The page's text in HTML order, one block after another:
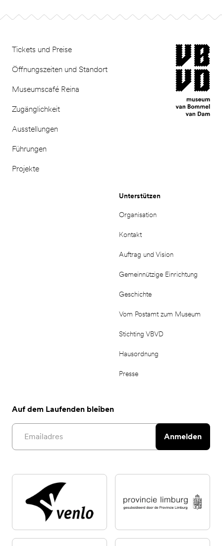
Tickets und Preise
Öffnungszeiten und Standort
Museumscafé Reina
Zugänglichkeit
Ausstellungen
Führungen
Projekte
museum van
Unterstützen
Organisation
Kontakt
Auftrag und Vision
Gemeinnützige Einrichtung
Geschichte
Vom Postamt zum Museum
Stichting VBVD
Hausordnung
Presse
Auf dem Laufenden bleiben
Email address
Anmelden